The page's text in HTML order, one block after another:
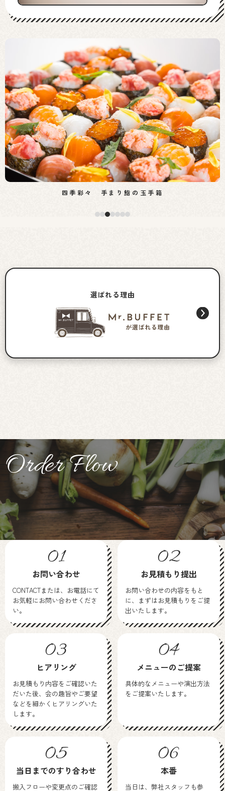
四季彩々 手まり鮨の玉手箱
選ばれる理由
Order Flow
01
お問い合わせ
CONTACTまたは、お電話にて
お気軽にお問い合わせくださ
い。
02
お見積もり提出
お問い合わせの内容をもと
に、まずはお見積もりをご提
出いたします。
03
ヒアリング
お見積もり内容をご確認いた
だいた後、会の趣旨やご要望
などを細かくヒアリングいた
します。
04
メニューのご提案
具体的なメニューや演出方法
をご提案いたします。
05
当日までのすり合わせ
搬入フローや変更点のご確認
06
本番
当日は、弊社スタッフも参